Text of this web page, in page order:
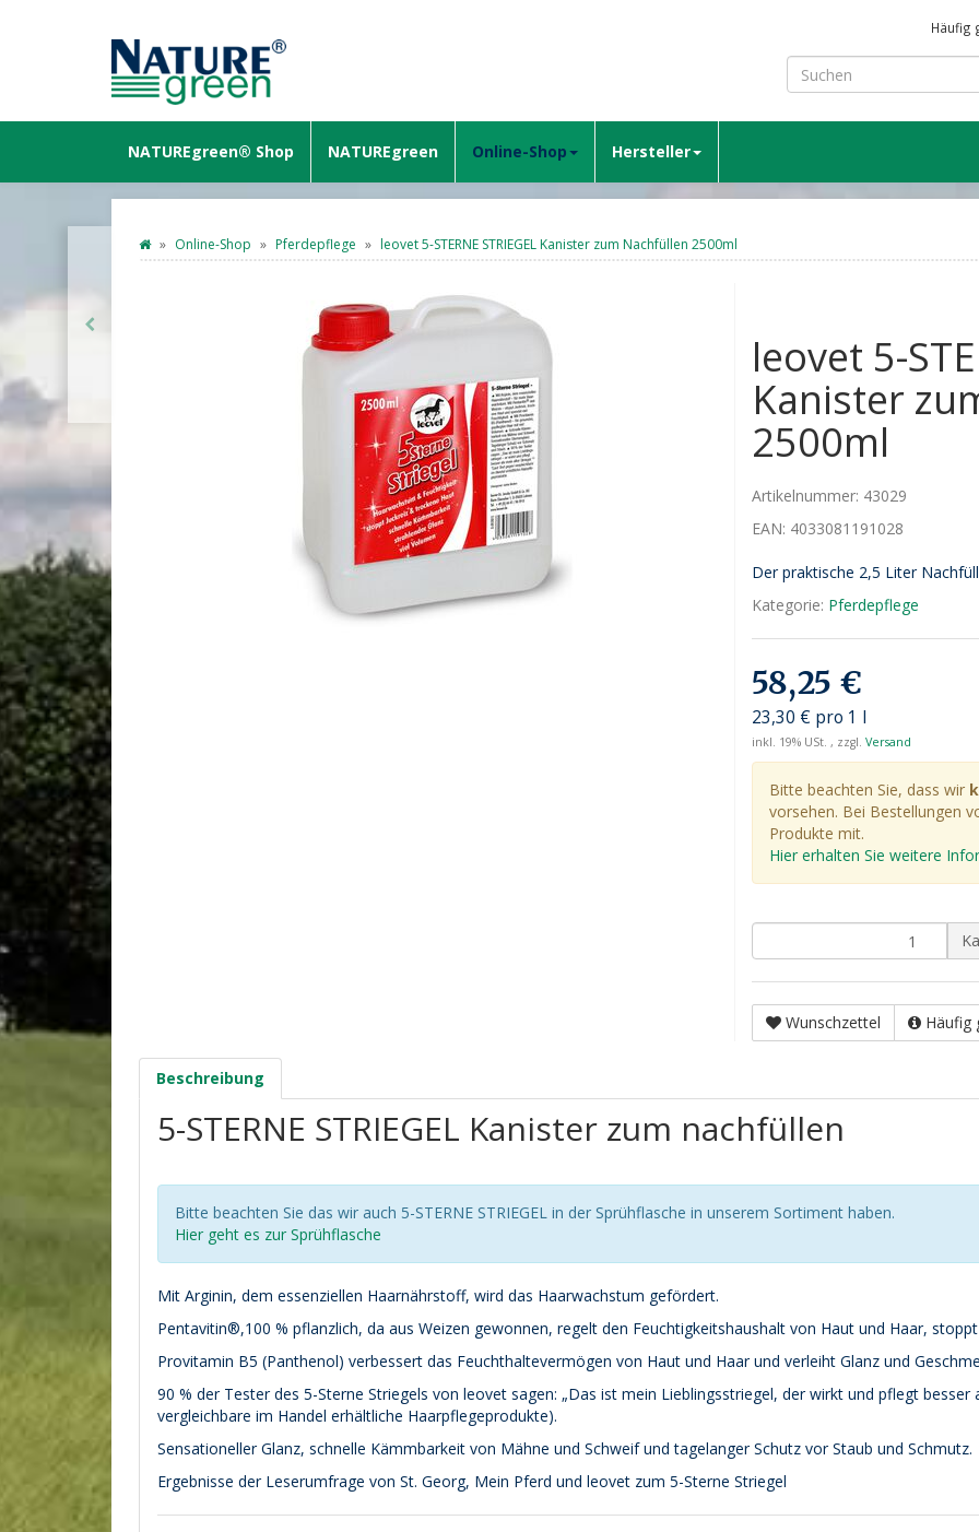
Häufig
NATUREgreen® Shop NATUREgreen Online-Shop Hersteller
Online-Shop Pferdepflege leovet 5-STERNE STRIEGEL Kanister zum Nachfüllen 2500ml
leovet 5-
Kanister
2500ml
Artikelnummer: 43029
EAN: 4033081191028
Der praktische 2,5 Liter
Kategorie: Pferdepflege
58,25 €
23,30 € pro 1 l
inkl. 19% USt. , zzgl. Versand
Bitte beachten Sie, dass wir
vorsehen. Bei Bestellungen
Produkte mit.
Hier erhalten Sie weitere
Wunschzettel Häufig
Beschreibung
5-STERNE STRIEGEL Kanister zum nachfüllen
Bitte beachten Sie das wir auch 5-STERNE STRIEGEL in der Sprühflasche in unserem Sortiment haben.
Hier geht es zur Sprühflasche
Mit Arginin, dem essenziellen Haarnährstoff, wird das Haarwachstum gefördert.
Pentavitin®,100 % pflanzlich, da aus Weizen gewonnen, regelt den Feuchtigkeitshaushalt von Haut und Haar,
Provitamin B5 (Panthenol) verbessert das Feuchthaltevermögen von Haut und Haar und verleiht Glanz und
90 % der Tester des 5-Sterne Striegels von leovet sagen: „Das ist mein Lieblingsstriegel, der wirkt und pflegt besser
vergleichbare im Handel erhältliche Haarpflegeprodukte).
Sensationeller Glanz, schnelle Kämmbarkeit von Mähne und Schweif und tagelanger Schutz vor Staub und Schmutz.
Ergebnisse der Leserumfrage von St. Georg, Mein Pferd und leovet zum 5-Sterne Striegel